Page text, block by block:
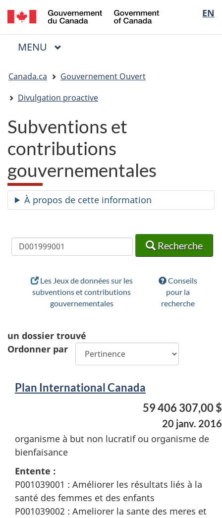
Passer
au
contenu
Passer
à
« Au
Passer
à
la
EN
of
Menu
MENU PRINCIPAL
êtes
ici
Canada.ca
Gouvernement Ouvert
Divulgation proactive
Subventions et
contributions
gouvernementales
À propos de cette information
Recherche
Recherche
Recherche
Les Jeux de données sur les
subventions et contributions
gouvernementales
Conseils
pour la
recherche
un dossier trouvé
Ordonner par
Plan International Canada
59 406 307,00 $
20 janv. 2016
organisme à but non lucratif ou organisme de
bienfaisance
Entente :
P001039001 : Améliorer les résultats liés à la
santé des femmes et des enfants
P001039002 : Ameliorer la sante des meres et